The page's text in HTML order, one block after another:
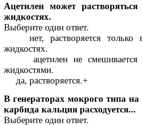
Ацетилен может
жидкостях.
Выберите один ответ.
нет, растворяется только в
жидкостях.
ацетилен не смешивается с
жидкостями.
да, растворяется.+
В генераторах мокрого типа
карбида кальция расходуется...
Выберите один ответ.